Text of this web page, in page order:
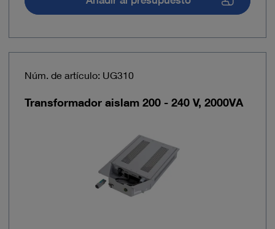
Núm. de artículo: UG310
Transformador aislam 200 - 240 V, 2000VA